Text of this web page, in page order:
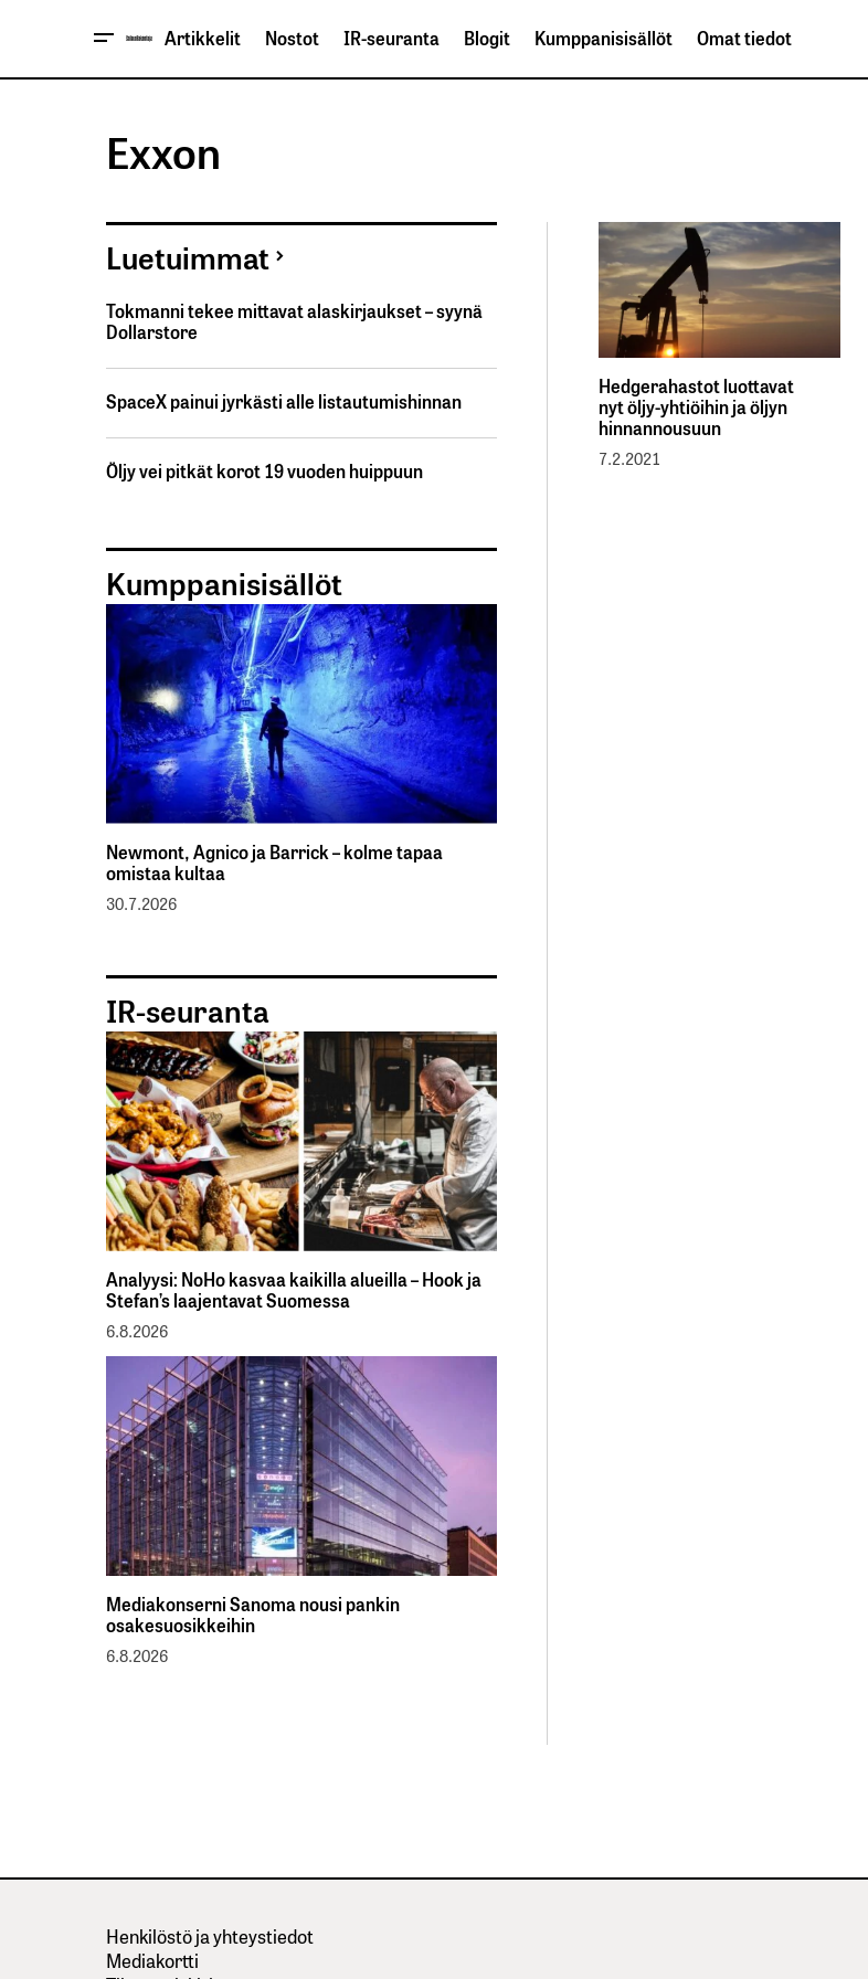
Artikkelit Nostot IR-seuranta Blogit Kumppanisisällöt Omat tiedot
Exxon
Hedgerahastot luottavat
nyt öljy-yhtiöihin ja öljyn
hinnannousuun
7.2.2021
Luetuimmat
Tokmanni tekee mittavat alaskirjaukset – syynä
Dollarstore
SpaceX painui jyrkästi alle listautumishinnan
Öljy vei pitkät korot 19 vuoden huippuun
Kumppanisisällöt
Newmont, Agnico ja Barrick – kolme tapaa
omistaa kultaa
30.7.2026
IR-seuranta
Analyysi: NoHo kasvaa kaikilla alueilla – Hook ja
Stefan’s laajentavat Suomessa
6.8.2026
Mediakonserni Sanoma nousi pankin
osakesuosikkeihin
6.8.2026
Henkilöstö ja yhteystiedot
Mediakortti